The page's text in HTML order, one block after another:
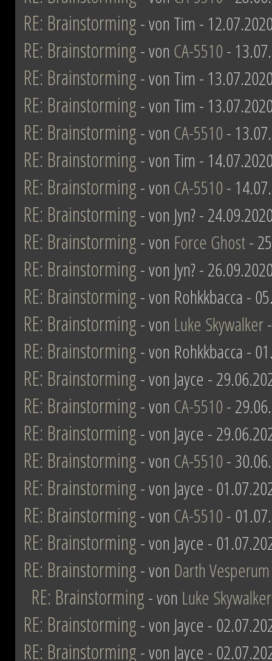
RE: Brainstorming- von Tim -
RE: Brainstorming- von CA-5510-
RE: Brainstorming- von Tim -
RE: Brainstorming- von Tim -
RE: Brainstorming- von CA-5510-
RE: Brainstorming- von Tim -
RE: Brainstorming- von CA-5510-
RE: Brainstorming- von Jyn? -
RE: Brainstorming- von Force Ghost-
RE: Brainstorming- von Jyn? -
RE: Brainstorming- von Rohkkbacca -
RE: Brainstorming- von Luke Skywalker
RE: Brainstorming- von Rohkkbacca -
RE: Brainstorming- von Jayce -
RE: Brainstorming- von CA-5510-
RE: Brainstorming- von Jayce -
RE: Brainstorming- von CA-5510-
RE: Brainstorming- von Jayce -
RE: Brainstorming- von CA-5510-
RE: Brainstorming- von Jayce -
RE: Brainstorming- von Darth Vesperum
RE: Brainstorming- von Luke Skywalker
RE: Brainstorming- von Jayce -
RE: Brainstorming- von Jayce -